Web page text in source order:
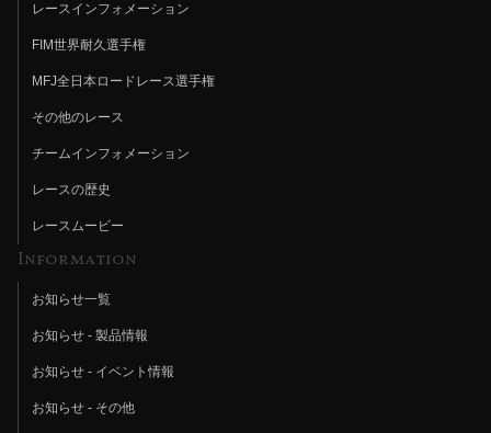
レースインフォメーション
FIM世界耐久選手権
MFJ全日本ロードレース選手権
その他のレース
チームインフォメーション
レースの歴史
レースムービー
Information
お知らせ一覧
お知らせ - 製品情報
お知らせ - イベント情報
お知らせ - その他